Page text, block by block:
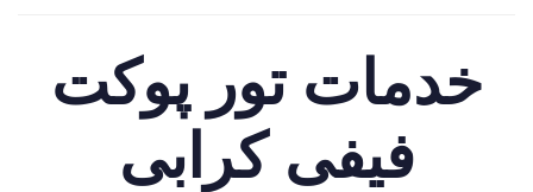
خدمات تور پوکت
فیفی کرابی